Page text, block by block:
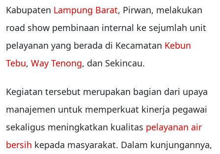
Kabupaten Lampung Barat, Pirwan, melakukan
road show pembinaan internal ke sejumlah unit
pelayanan yang berada di Kecamatan Kebun
Tebu, Way Tenong, dan Sekincau.
Kegiatan tersebut merupakan bagian dari upaya
manajemen untuk memperkuat kinerja pegawai
sekaligus meningkatkan kualitas pelayanan air
bersih kepada masyarakat. Dalam kunjungannya,